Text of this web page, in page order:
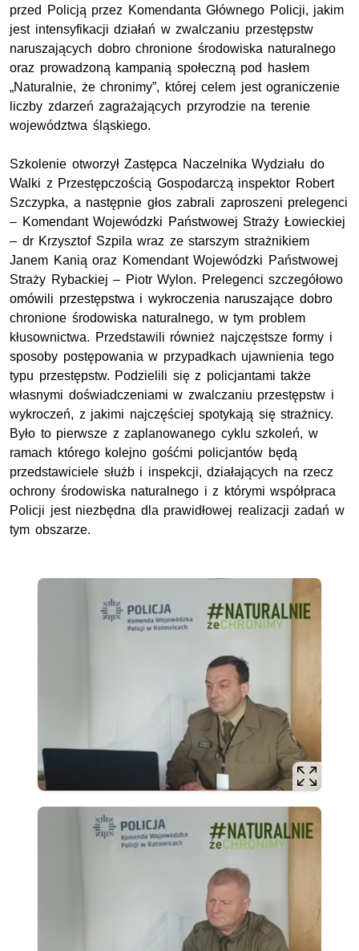
przed Policją przez Komendanta Głównego Policji, jakim
jest intensyfikacji działań w zwalczaniu przestępstw
naruszających dobro chronione środowiska naturalnego
oraz prowadzoną kampanią społeczną pod hasłem
„Naturalnie, że chronimy”, której celem jest ograniczenie
liczby zdarzeń zagrażających przyrodzie na terenie
województwa śląskiego.
Szkolenie otworzył Zastępca Naczelnika Wydziału do
Walki z Przestępczością Gospodarczą inspektor Robert
Szczypka, a następnie głos zabrali zaproszeni prelegenci
– Komendant Wojewódzki Państwowej Straży Łowieckiej
– dr Krzysztof Szpila wraz ze starszym strażnikiem
Janem Kanią oraz Komendant Wojewódzki Państwowej
Straży Rybackiej – Piotr Wylon. Prelegenci szczegółowo
omówili przestępstwa i wykroczenia naruszające dobro
chronione środowiska naturalnego, w tym problem
kłusownictwa. Przedstawili również najczęstsze formy i
sposoby postępowania w przypadkach ujawnienia tego
typu przestępstw. Podzielili się z policjantami także
własnymi doświadczeniami w zwalczaniu przestępstw i
wykroczeń, z jakimi najczęściej spotykają się strażnicy.
Było to pierwsze z zaplanowanego cyklu szkoleń, w
ramach którego kolejno gośćmi policjantów będą
przedstawiciele służb i inspekcji, działających na rzecz
ochrony środowiska naturalnego i z którymi współpraca
Policji jest niezbędna dla prawidłowej realizacji zadań w
tym obszarze.